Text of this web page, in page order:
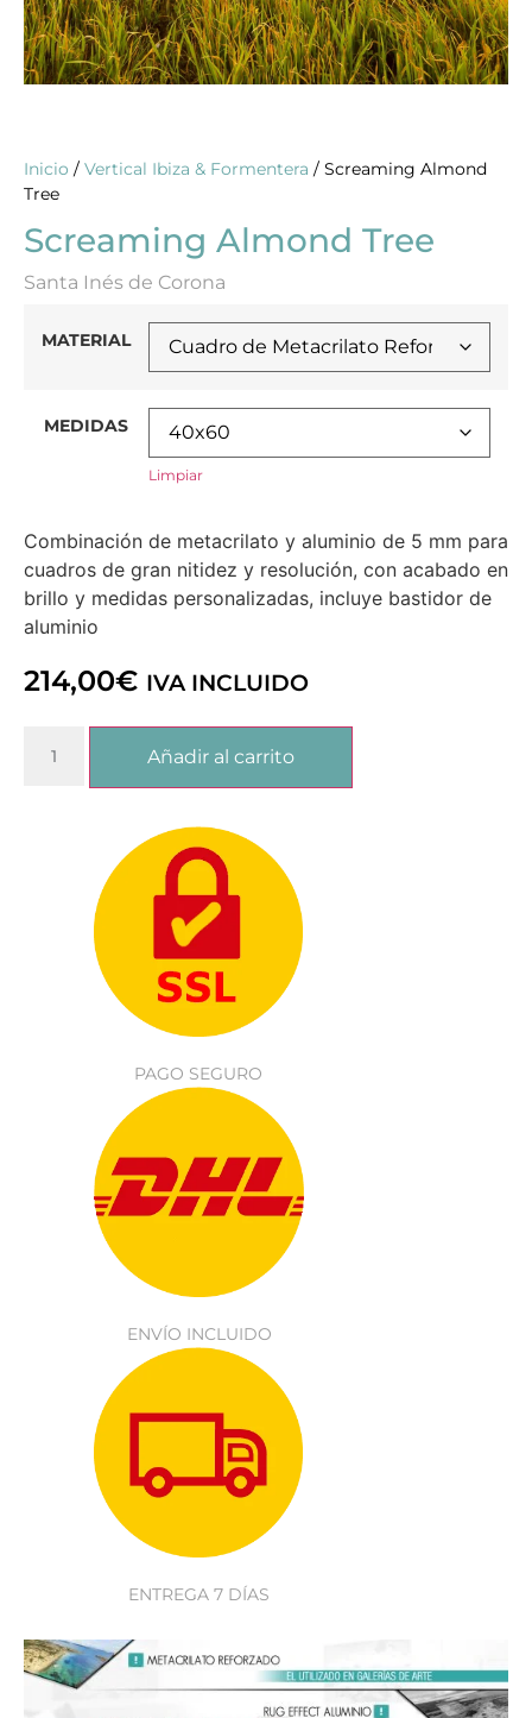
Inicio / Vertical Ibiza & Formentera / Screaming Almond
Tree
Screaming Almond Tree
Santa Inés de Corona
MATERIAL
MEDIDAS
Limpiar
Combinación de metacrilato y aluminio de 5 mm para
cuadros de gran nitidez y resolución, con acabado en
brillo y medidas personalizadas, incluye bastidor de
aluminio
214,00€ IVA INCLUIDO
Añadir al carrito
PAGO SEGURO
ENVÍO INCLUIDO
ENTREGA 7 DÍAS